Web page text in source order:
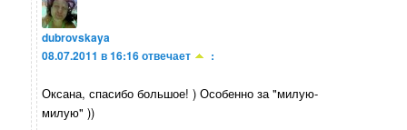
dubrovskaya
08.07.2011 в 16:16отвечает :
Оксана, спасибо большое! ) Особенно за "милую-
милую" ))